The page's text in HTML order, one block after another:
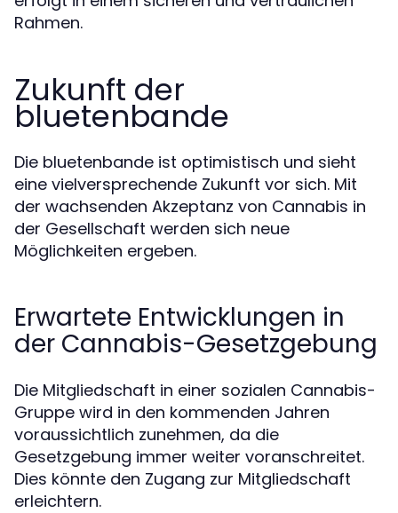
Rahmen.
Zukunft der
bluetenbande
Die bluetenbande ist optimistisch und sieht
eine vielversprechende Zukunft vor sich. Mit
der wachsenden Akzeptanz von Cannabis in
der Gesellschaft werden sich neue
Möglichkeiten ergeben.
Erwartete Entwicklungen in
der Cannabis-Gesetzgebung
Die Mitgliedschaft in einer sozialen Cannabis-
Gruppe wird in den kommenden Jahren
voraussichtlich zunehmen, da die
Gesetzgebung immer weiter voranschreitet.
Dies könnte den Zugang zur Mitgliedschaft
erleichtern.